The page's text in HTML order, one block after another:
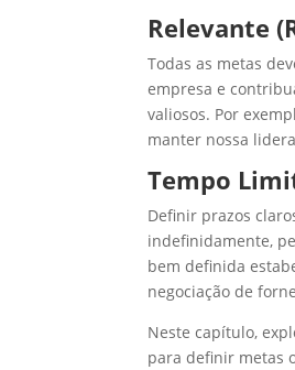
Relevante
Todas as metas
empresa e
valiosos. Por
manter nossa
Tempo
Definir prazos
indefinidamente,
bem definida
negociação de
Neste capítulo,
para definir metas